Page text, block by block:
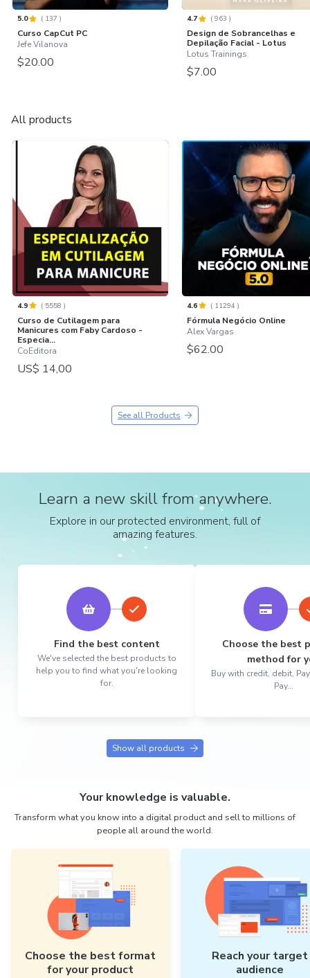
5.0 ( 137 )
Curso CapCut PC
Jefe Vilanova
$20.00
4.7 (963 )
Design de Sobrancelhas e
Depilação Facial - Lotus
Lotus Trainings
$7.00
All products
4.9 ( 5558 )
Curso de Cutilagem para
Manicures com Faby Cardoso -
Especia...
CoEditora
US$ 14,00
4.6 ( 11294 )
Fórmula Negócio Online
Alex Vargas
$62.00
See all Products
Learn a new skill from anywhere.
Explore in our protected environment, full of
amazing features.
Find the best content
We've selected the best products to
help you to find what you're looking
for.
Choose the best
method for
Buy with credit, debit,
Pay...
Show all products
Your knowledge is valuable.
Transform what you know into a digital product and sell to millions of
people all around the world.
Choose the best format
for your product
Reach your target
audience